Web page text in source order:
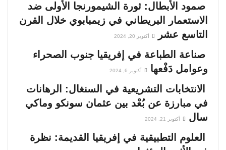
صمود الأبطال: ثورة الشيمورنجا الأولى ضد
الاستعمار البريطاني في زيمبابوي خلال القرن
التاسع عشر
أكتوبر 20, 2024
صناعة الطباعة في إفريقيا جنوب الصحراء
وعوامل دَفْعها
أكتوبر 6, 2024
الانتخابات التشريعية في السنغال: الرهانات
في مبارزة عن بُعْد بين عثمان سونكو وماكي
سال
أكتوبر 21, 2024
العلوم التطبيقية في إفريقيا القديمة: نظرة